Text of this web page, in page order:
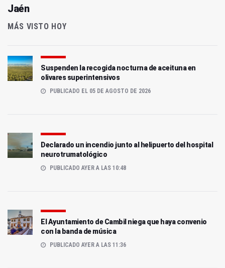
Jaén
MÁS VISTO HOY
Suspenden la recogida nocturna de aceituna en
olivares superintensivos
PUBLICADO EL 05 DE AGOSTO DE 2026
Declarado un incendio junto al helipuerto del hospital
neurotrumatológico
PUBLICADO AYER A LAS 10:48
El Ayuntamiento de Cambil niega que haya convenio
con la banda de música
PUBLICADO AYER A LAS 11:36